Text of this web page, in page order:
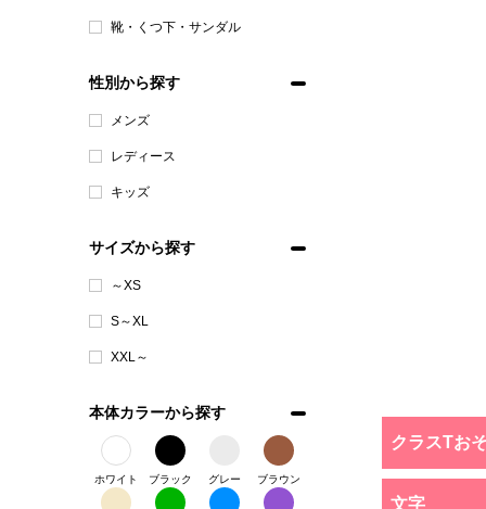
靴・くつ下・サンダル
性別から探す
メンズ
レディース
キッズ
サイズから探す
～XS
S～XL
XXL～
本体カラーから探す
ホワイト ブラック グレー ブラウン
クラスTお
文字